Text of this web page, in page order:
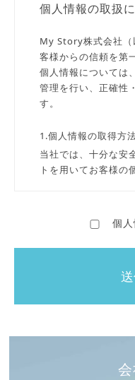
個人情報の取扱
My Story株式会社（
客様からの信頼を第
個人情報については
管理を行い、正確性
す。
1.個人情報の取得方
当社では、十分な安
トを用いてお客様の
お客様からご提供い
号、メールアドレス
の判断に委ねており
更になった際には、
個